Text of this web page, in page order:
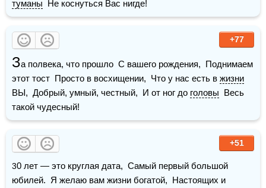
туманы
  Не коснуться Вас нигде!
+77
За полвека, что прошло  С вашего рождения,  Поднимаем
этот тост  Просто в восхищении,  Что у нас есть в жизни
ВЫ,  Добрый, умный, честный,  И от ног до головы
  Весь
такой чудесный!
+51
30 лет — это круглая дата,  Самый первый большой
юбилей.  Я желаю вам жизни богатой,  Настоящих и